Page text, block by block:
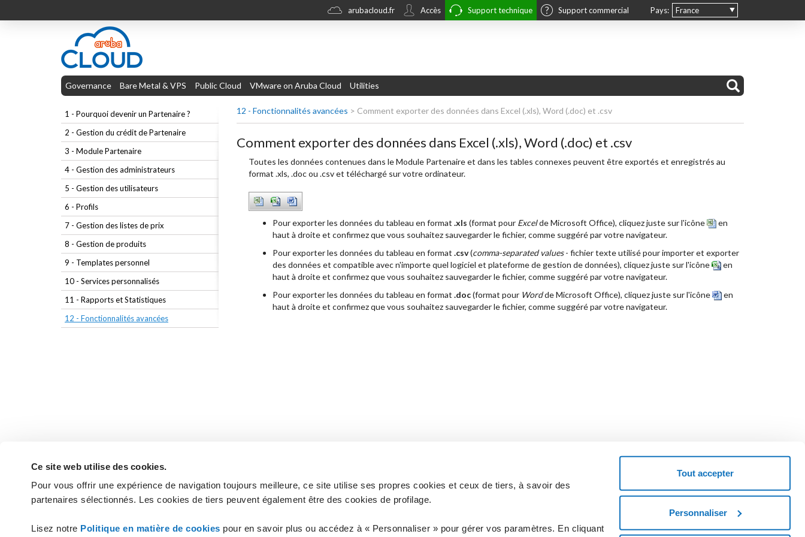
Ce site web utilise des cookies.
Pour vous offrir une expérience de navigation toujours meilleure, ce site utilise ses propres cookies et ceux de tiers, à savoir des
partenaires sélectionnés. Les cookies de tiers peuvent également être des cookies de profilage.
Lisez notre Politique en matière de cookies pour en savoir plus ou accédez à « Personnaliser » pour gérer vos paramètres. En cliquant
Tout accepter
Personnaliser
Pays: France
arubacloud.fr Accès Support technique Support commercial
Governance Bare Metal & VPS Public Cloud VMware on Aruba Cloud Utilities
1 - Pourquoi devenir un Partenaire ?
2 - Gestion du crédit de Partenaire
3 - Module Partenaire
4 - Gestion des administrateurs
5 - Gestion des utilisateurs
6 - Profils
7 - Gestion des listes de prix
8 - Gestion de produits
9 - Templates personnel
10 - Services personnalisés
11 - Rapports et Statistiques
12 - Fonctionnalités avancées
12 - Fonctionnalités avancées > Comment exporter des données dans Excel (.xls), Word (.doc) et .csv
Comment exporter des données dans Excel (.xls), Word (.doc) et .csv
Toutes les données contenues dans le Module Partenaire et dans les tables connexes peuvent être exportés et enregistrés au
format .xls, .doc ou .csv et téléchargé sur votre ordinateur.
Pour exporter les données du tableau en format .xls (format pour Excelde Microsoft Office), cliquez juste sur l'icône
en
haut à droite et confirmez que vous souhaitez sauvegarder le fichier, comme suggéré par votre navigateur.
Pour exporter les données du tableau en format .csv(comma-separated values- fichier texte utilisé pour importer et exporter
des données et compatible avec n'importe quel logiciel et plateforme de gestion de données), cliquez juste sur l'icône
en
haut à droite et confirmez que vous souhaitez sauvegarder le fichier, comme suggéré par votre navigateur.
Pour exporter les données du tableau en format .doc(format pour Wordde Microsoft Office), cliquez juste sur l'icône
en
haut à droite et confirmez que vous souhaitez sauvegarder le fichier, comme suggéré par votre navigateur.
Vous n'avez pas trouvé les réponses à vos questions ?
CONTACTEZ L'ASSISTANCE
Vous n'êtes pas client ? Demandez un code coupon et essayez le service.
COMMENCEZ MAINTENANT